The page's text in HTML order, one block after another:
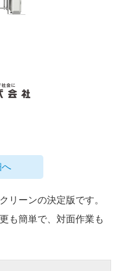
リーンの決定版です。
も簡単で、対面作業も